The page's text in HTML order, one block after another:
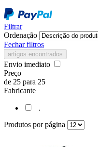
Filtrar
Ordenação
Fechar filtros
artigos encontrados
Envio imediato
Preço
de 25 para 25
Fabricante
.
Produtos por página